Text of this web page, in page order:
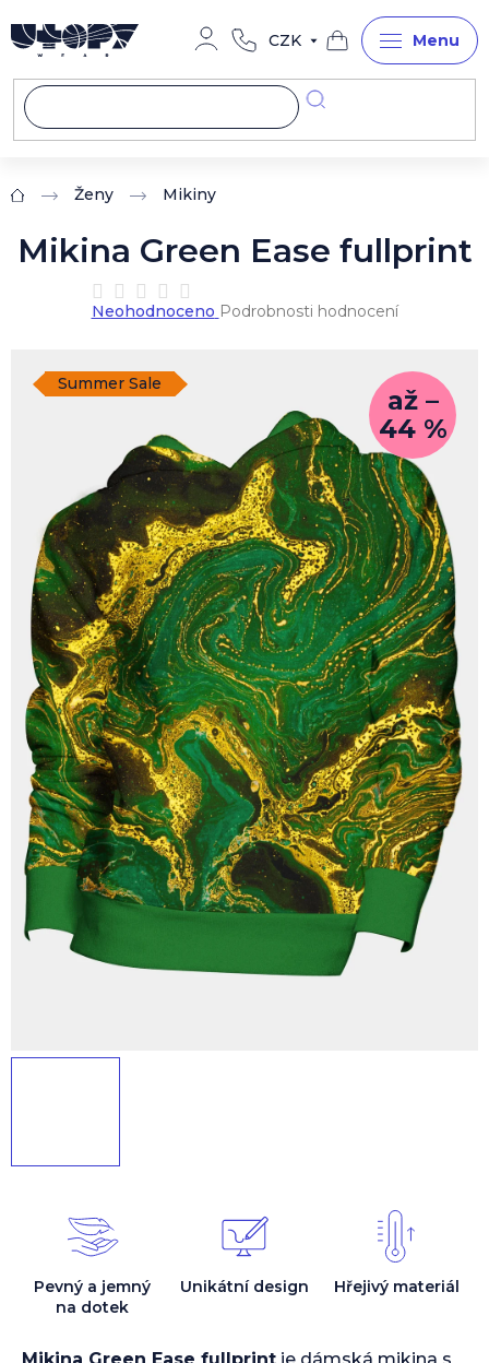
na
obsah
CZK
Nákupní
košík
Domů Ženy Mikiny
Mikina Green Ease fullprint
Průměrné
hodnocení
0,0
hvězdiček.
Neohodnoceno Podrobnosti hodnocení
až –
44 %
Summer Sale
Pevný a jemný
na dotek
Unikátní design Hřejivý materiál